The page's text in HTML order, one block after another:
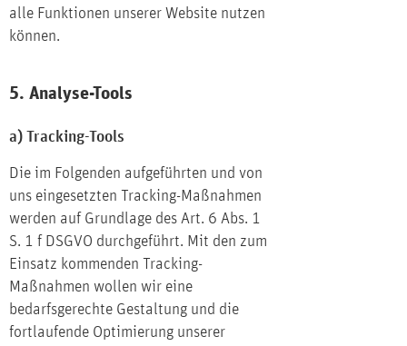
alle Funktionen unserer Website nutzen
können.
5. Analyse-Tools
a) Tracking-Tools
Die im Folgenden aufgeführten und von
uns eingesetzten Tracking-Maßnahmen
werden auf Grundlage des Art. 6 Abs. 1
S. 1 f DSGVO durchgeführt. Mit den zum
Einsatz kommenden Tracking-
Maßnahmen wollen wir eine
bedarfsgerechte Gestaltung und die
fortlaufende Optimierung unserer